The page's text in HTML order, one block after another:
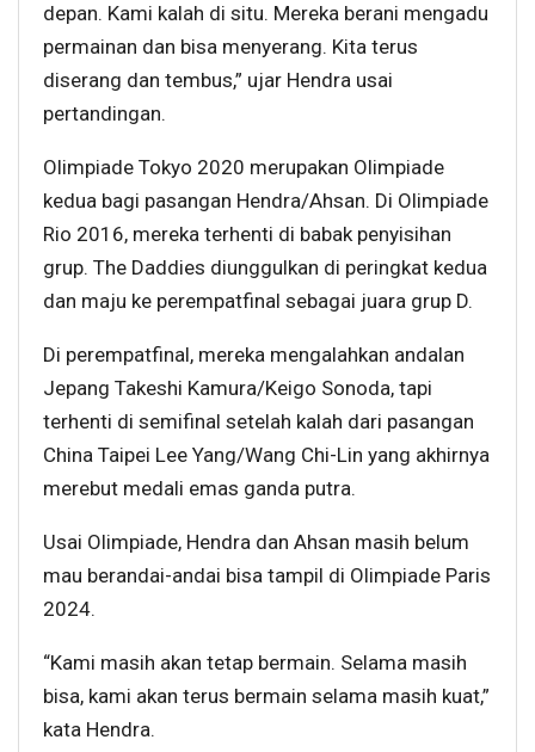
depan. Kami kalah di situ. Mereka berani mengadu
permainan dan bisa menyerang. Kita terus
diserang dan tembus,” ujar Hendra usai
pertandingan.
Olimpiade Tokyo 2020 merupakan Olimpiade
kedua bagi pasangan Hendra/Ahsan. Di Olimpiade
Rio 2016, mereka terhenti di babak penyisihan
grup. The Daddies diunggulkan di peringkat kedua
dan maju ke perempatfinal sebagai juara grup D.
Di perempatfinal, mereka mengalahkan andalan
Jepang Takeshi Kamura/Keigo Sonoda, tapi
terhenti di semifinal setelah kalah dari pasangan
China Taipei Lee Yang/Wang Chi-Lin yang akhirnya
merebut medali emas ganda putra.
Usai Olimpiade, Hendra dan Ahsan masih belum
mau berandai-andai bisa tampil di Olimpiade Paris
2024.
“Kami masih akan tetap bermain. Selama masih
bisa, kami akan terus bermain selama masih kuat,”
kata Hendra.